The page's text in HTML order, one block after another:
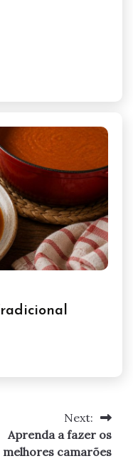
Next:
Aprenda a fazer os
melhores camarões